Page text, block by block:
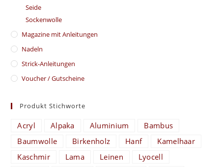
Seide
Sockenwolle
Magazine mit Anleitungen
Nadeln
Strick-Anleitungen
Voucher / Gutscheine
Produkt Stichworte
Acryl Alpaka Aluminium
Bambus
Baumwolle
Birkenholz Hanf
Kamelhaar
Kaschmir
Lama Leinen
Lyocell